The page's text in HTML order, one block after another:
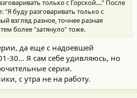
только с Горской...." После
"Я буду разговаривать только с
взгляд разное, точнее разная
более "затянуло" тоже.
да еще с надоевшей
30... Я сам себе удивляюсь, но
серии.
с утра не на работу.